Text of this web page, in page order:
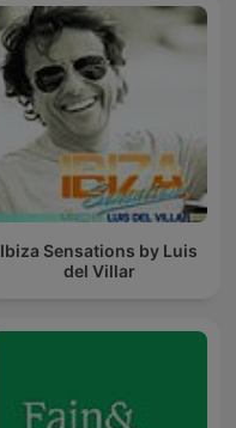
Ibiza Sensations by Luis
del Villar